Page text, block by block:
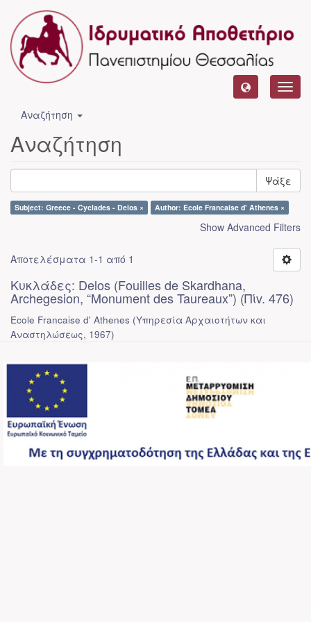
Αναζήτηση
Αναζήτηση
Ψάξε
Subject: Greece - Cyclades - Delos × Author: Ecole Francaise d' Athenes ×
Show Advanced Filters
Αποτελέσματα 1-1 από 1
Κυκλάδες: Delos (Fouilles de Skardhana,
Archegesion, “Monument des Taureaux”) (Πίv. 476)
Ecole Francaise d' Athenes (Υπηρεσία Αρχαιοτήτων και
Αναστηλώσεως, 1967)